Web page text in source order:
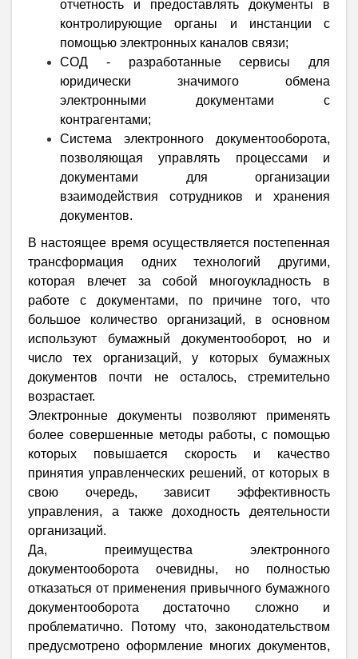
отчетность и предоставлять документы в
контролирующие органы и инстанции с
помощью электронных каналов связи;
СОД - разработанные сервисы для
юридически значимого обмена
электронными документами с
контрагентами;
Система электронного документооборота,
позволяющая управлять процессами и
документами для организации
взаимодействия сотрудников и хранения
документов.
В настоящее время осуществляется постепенная
трансформация одних технологий другими,
которая влечет за собой многоукладность в
работе с документами, по причине того, что
большое количество организаций, в основном
используют бумажный документооборот, но и
число тех организаций, у которых бумажных
документов почти не осталось, стремительно
возрастает.
Электронные документы позволяют применять
более совершенные методы работы, с помощью
которых повышается скорость и качество
принятия управленческих решений, от которых в
свою очередь, зависит эффективность
управления, а также доходность деятельности
организаций.
Да, преимущества электронного
документооборота очевидны, но полностью
отказаться от применения привычного бумажного
документооборота достаточно сложно и
проблематично. Потому что, законодательством
предусмотрено оформление многих документов,